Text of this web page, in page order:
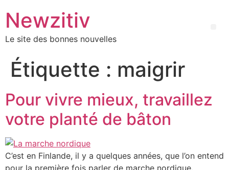
Newzitiv
Le site des bonnes nouvelles
Étiquette : maigrir
Pour vivre mieux, travaillez
votre planté de bâton
C’est en Finlande, il y a quelques années, que l’on entend
pour la première fois parler de marche nordique.